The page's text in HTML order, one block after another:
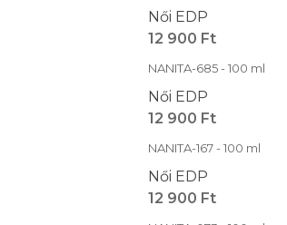
Női EDP
12 900 Ft
NANITA-685 - 100 ml
Női EDP
12 900 Ft
NANITA-167 - 100 ml
Női EDP
12 900 Ft